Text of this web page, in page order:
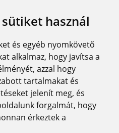
használ
és egyéb nyomkövető
alkalmaz, hogy javítsa a
azzal hogy
tartalmakat és
jelenít meg, és
forgalmát, hogy
érkeztek a
Kapcsolat